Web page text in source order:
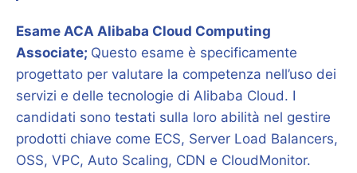
Esame ACA Alibaba Cloud Computing
Associate; Questo esame è specificamente
progettato per valutare la competenza nell’uso dei
servizi e delle tecnologie di Alibaba Cloud. I
candidati sono testati sulla loro abilità nel gestire
prodotti chiave come ECS, Server Load Balancers,
OSS, VPC, Auto Scaling, CDN e CloudMonitor.